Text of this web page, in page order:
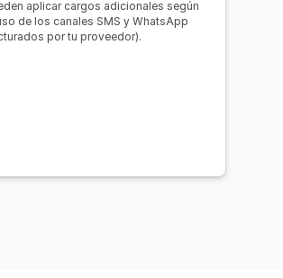
aplicar cargos adicionales según
de los canales SMS y WhatsApp
por tu proveedor).